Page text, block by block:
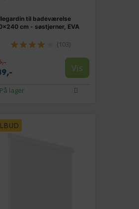
til badeværelse
cm - søstjerner, EVA
(103)
Vis
På lager